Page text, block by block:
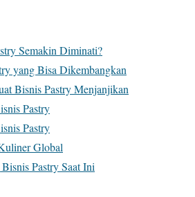
Semakin Diminati?
yang Bisa Dikembangkan
Bisnis Pastry Menjanjikan
Pastry
Pastry
Global
Pastry Saat Ini